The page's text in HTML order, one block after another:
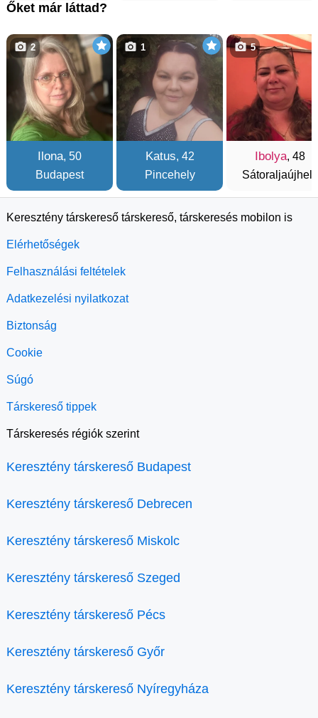
Őket már láttad?
Ilona, 50
Budapest
2
Katus, 42
Pincehely
1
Ibolya, 48
Sátoraljaújhely
5
Keresztény társkereső társkereső, társkeresés mobilon is
Elérhetőségek
Felhasználási feltételek
Adatkezelési nyilatkozat
Biztonság
Cookie
Súgó
Társkereső tippek
Társkeresés régiók szerint
Keresztény társkereső Budapest
Keresztény társkereső Debrecen
Keresztény társkereső Miskolc
Keresztény társkereső Szeged
Keresztény társkereső Pécs
Keresztény társkereső Győr
Keresztény társkereső Nyíregyháza